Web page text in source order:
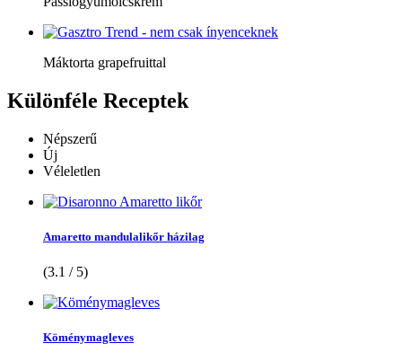
Máktorta grapefruittal
Különféle Receptek
Népszerű
Új
Véleletlen
Amaretto mandulalikőr házilag
(3.1 / 5)
Köménymagleves